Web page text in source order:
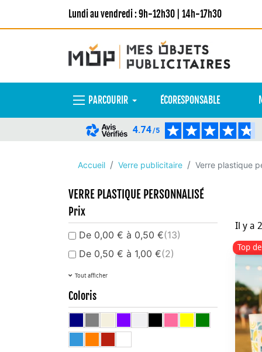
Lundi au vendredi : 9h-12h30 | 14h-17h30
PARCOURIR ÉCORESPONSABLE
4.74/5
Accueil Verre publicitaire Verre plastique
VERRE PLASTIQUE PERSONNALISÉ
Prix
De 0,00 € à 0,50 €(13)
De 0,50 € à 1,00 €(2)
Tout afficher
Coloris
Il y a
Top